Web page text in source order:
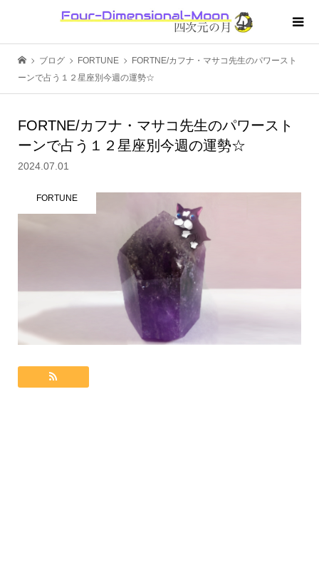
ブログ FORTUNE
FORTNE/カフナ・マサコ先生のパワースト
ーンで占う１２星座別今週の運勢☆
FORTNE/カフナ・マサコ先生のパワースト
ーンで占う１２星座別今週の運勢☆
2024.07.01
FORTUNE